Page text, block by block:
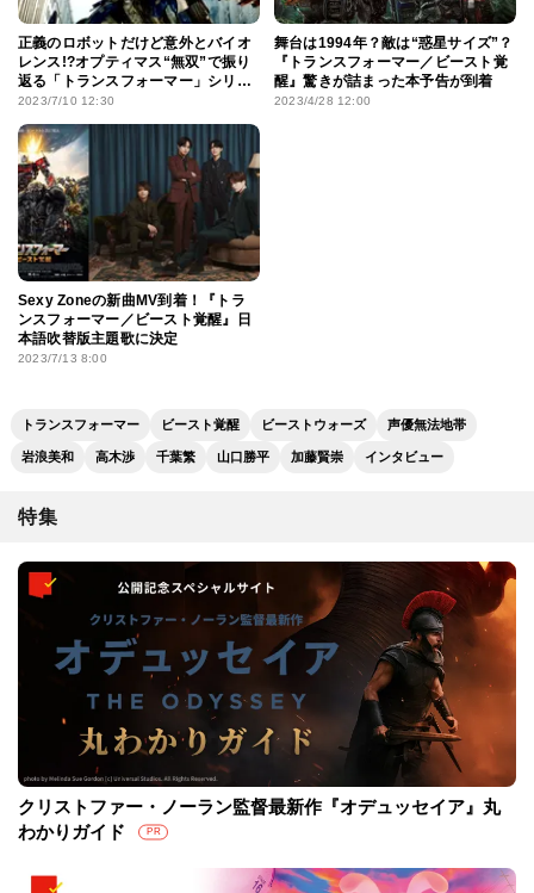
正義のロボットだけど意外とバイオ
レンス!?オプティマス“無双”で振り
返る「トランスフォーマー」シリー
ズ
2023/7/10 12:30
舞台は1994年？敵は“惑星サイズ”？
『トランスフォーマー／ビースト覚
醒』驚きが詰まった本予告が到着
2023/4/28 12:00
Sexy Zoneの新曲MV到着！『トラ
ンスフォーマー／ビースト覚醒』日
本語吹替版主題歌に決定
2023/7/13 8:00
トランスフォーマー ビースト覚醒 ビーストウォーズ 声優無法地帯
岩浪美和 高木渉 千葉繁 山口勝平 加藤賢崇 インタビュー
特集
クリストファー・ノーラン監督最新作『オデュッセイア』丸
わかりガイド
PR